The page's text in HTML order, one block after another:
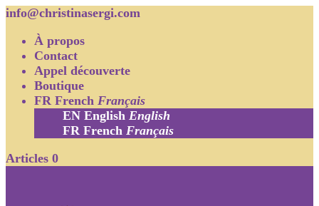
info@christinasergi.com
À propos
Contact
Appel découverte
Boutique
FR French Français
EN English English
FR French Français
Articles 0